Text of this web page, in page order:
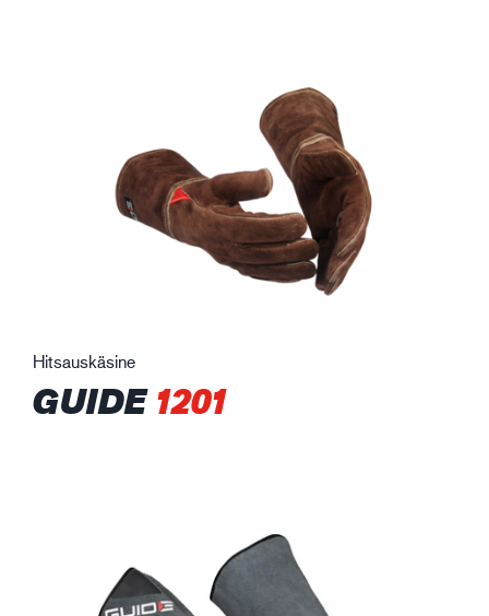
Hitsauskäsine
GUIDE1201